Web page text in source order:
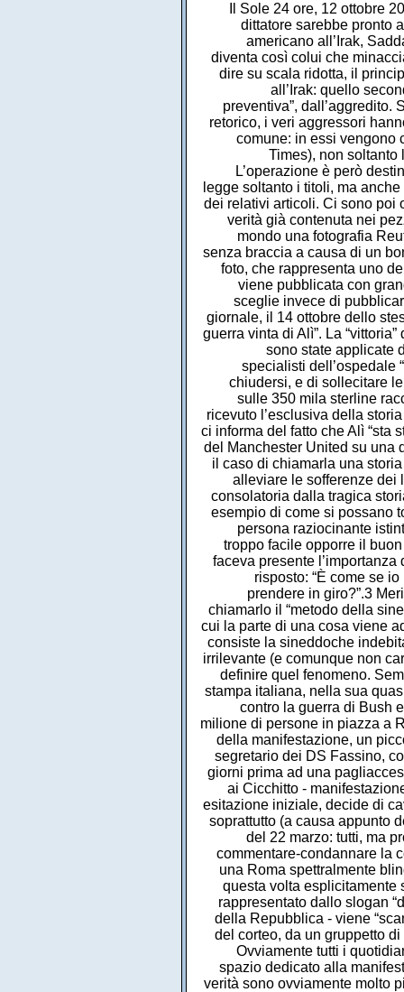
Il Sole 24 ore, 12 ottobre
dittatore sarebbe pronto
americano all’Irak,
diventa così colui che
dire su scala ridotta, il
all’Irak: quello
preventiva”,
retorico, i veri aggressori
comune: in essi vengono
Times), non soltanto
L’operazione è però
legge soltanto i titoli, ma
dei relativi articoli. Ci sono poi
verità già contenuta nei
mondo una fotografia
senza braccia a causa di un
foto, che rappresenta uno
viene pubblicata con
sceglie invece di
giornale, il 14 ottobre dello
guerra vinta di Alì”. La
sono state applicate
specialisti dell’ospedale
chiudersi, e di sollecitare
sulle 350 mila sterline
ricevuto l’esclusiva della
ci informa del fatto che Alì “sta
del Manchester United su una
il caso di chiamarla una
alleviare le sofferenze dei
consolatoria dalla tragica
esempio di come si possano
persona raziocinante
troppo facile opporre il
faceva presente
risposto: “È come se
prendere in giro?”.3
chiamarlo il “metodo della
cui la parte di una cosa viene
consiste la sineddoche
irrilevante (e comunque non
definire quel fenomeno.
stampa italiana, nella sua
contro la guerra di Bush
milione di persone in piazza a
della manifestazione, un
segretario dei DS Fassino,
giorni prima ad una
ai Cicchitto -
esitazione iniziale, decide di
soprattutto (a causa appunto
del 22 marzo: tutti, ma
commentare-condannare la
una Roma spettralmente
questa volta esplicitamente
rappresentato dallo slogan
della Repubblica - viene
del corteo, da un gruppetto
Ovviamente tutti i
spazio dedicato alla
verità sono ovviamente molto